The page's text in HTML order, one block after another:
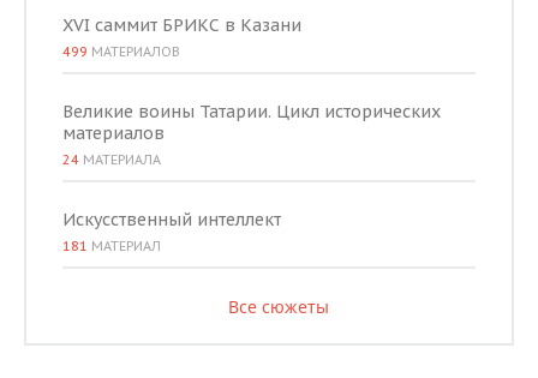
XVI саммит БРИКС в Казани
499 МАТЕРИАЛОВ
Великие воины Татарии. Цикл исторических
материалов
24 МАТЕРИАЛА
Искусственный интеллект
181 МАТЕРИАЛ
Все сюжеты